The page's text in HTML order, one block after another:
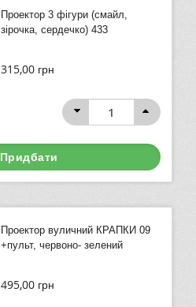
Проектор 3 фігури (смайл,
зірочка, сердечко) 433
315,00 грн
Придбати
Проектор вуличний КРАПКИ 09
+пульт, червоно- зелений
495,00 грн